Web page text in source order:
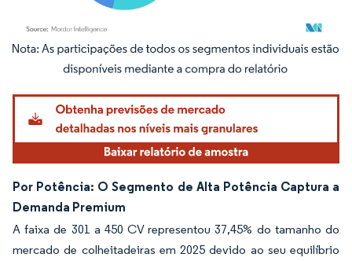
Imagem © Mordor Intelligence. O reuso requer atribuição conforme CC BY 4.0.
Por Potência: O Segmento de Alta Potência Captura a
Demanda Premium
A faixa de 301 a 450 CV representou 37,45% do tamanho do
mercado de colheitadeiras em 2025 devido ao seu equilíbrio